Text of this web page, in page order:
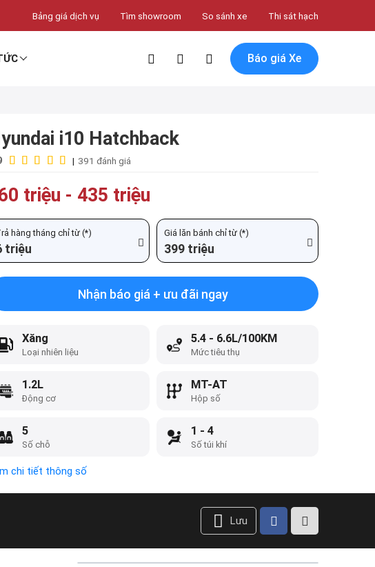
Bảng giá dịch vụ Tìm showroom So sánh xe Thi sát hạch
Báo giá Xe
i10 Hatchback
| 391 đánh giá
triệu - 435 triệu
hàng tháng chỉ từ (*)
triệu
Giá lăn bánh chỉ từ (*)
399 triệu
Nhận báo giá + ưu đãi ngay
Loại nhiên liệu
Xăng
Mức tiêu thụ
5.4 - 6.6L/100KM
Động cơ
1.2L
Hộp số
MT-AT
Số chỗ
5
Số túi khí
1 - 4
chi tiết thông số
Lưu